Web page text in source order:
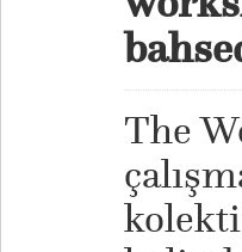
The